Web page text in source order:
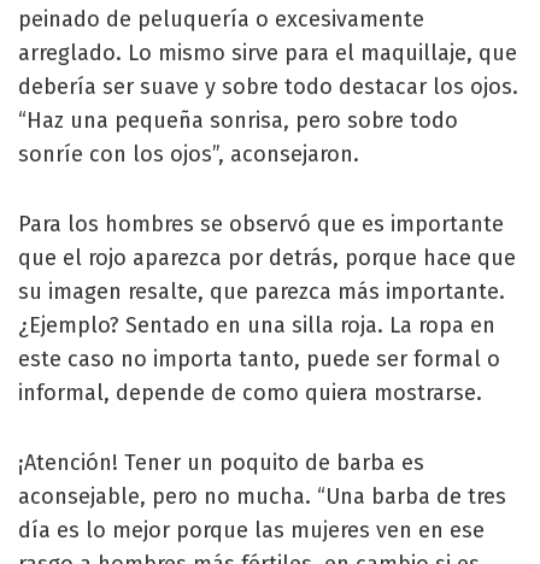
peinado de peluquería o excesivamente
arreglado. Lo mismo sirve para el maquillaje, que
debería ser suave y sobre todo destacar los ojos.
“Haz una pequeña sonrisa, pero sobre todo
sonríe con los ojos”, aconsejaron.
Para los hombres se observó que es importante
que el rojo aparezca por detrás, porque hace que
su imagen resalte, que parezca más importante.
¿Ejemplo? Sentado en una silla roja. La ropa en
este caso no importa tanto, puede ser formal o
informal, depende de como quiera mostrarse.
¡Atención! Tener un poquito de barba es
aconsejable, pero no mucha. “Una barba de tres
día es lo mejor porque las mujeres ven en ese